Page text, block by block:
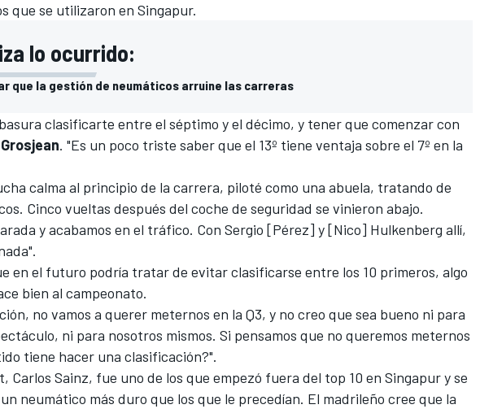
que se utilizaron en Singapur.
lo ocurrido:
que la gestión de neumáticos arruine las carreras
clasificarte entre el séptimo y el décimo, y tener que comenzar con
Grosjean. "Es un poco triste saber que el 13º tiene ventaja sobre el 7º en la
calma al principio de la carrera, piloté como una abuela, tratando de
Cinco vueltas después del coche de seguridad se vinieron abajo.
y acabamos en el tráfico. Con Sergio [Pérez] y [Nico] Hulkenberg allí,
en el futuro podría tratar de evitar clasificarse entre los 10 primeros, algo
bien al campeonato.
no vamos a querer meternos en la Q3, y no creo que sea bueno ni para
ni para nosotros mismos. Si pensamos que no queremos meternos
tiene hacer una clasificación?".
Carlos Sainz, fue uno de los que empezó fuera del top 10 en Singapur y se
neumático más duro que los que le precedían. El madrileño cree que la